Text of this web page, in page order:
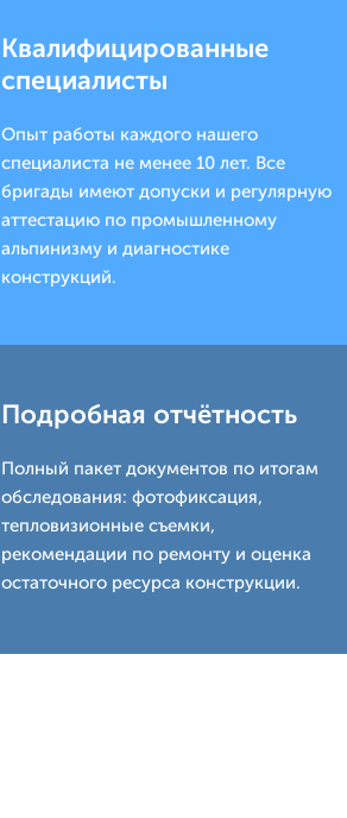
Квалифицированные
специалисты
Опыт работы каждого нашего
специалиста не менее 10 лет. Все
бригады имеют допуски и регулярную
аттестацию по промышленному
альпинизму и диагностике
конструкций.
Подробная отчётность
Полный пакет документов по итогам
обследования: фотофиксация,
тепловизионные съемки,
рекомендации по ремонту и оценка
остаточного ресурса конструкции.